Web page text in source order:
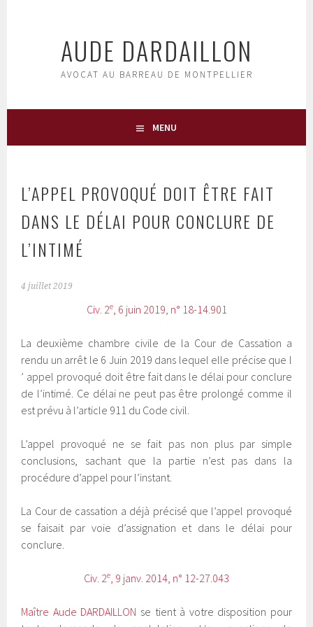
AUDE DARDAILLON
AVOCAT AU BARREAU DE MONTPELLIER
MENU
L’APPEL PROVOQUÉ DOIT ÊTRE FAIT
DANS LE DÉLAI POUR CONCLURE DE
L’INTIMÉ
4 juillet 2019
Civ. 2e, 6 juin 2019, n° 18-14.901
La deuxième chambre civile de la Cour de Cassation a
rendu un arrêt le 6 Juin 2019 dans lequel elle précise que l
’ appel provoqué doit être fait dans le délai pour conclure
de l’intimé. Ce délai ne peut pas être prolongé comme il
est prévu à l’article 911 du Code civil.
L’appel provoqué ne se fait pas non plus par simple
conclusions, sachant que la partie n’est pas dans la
procédure d’appel pour l’instant.
La Cour de cassation a déjà précisé que l’appel provoqué
se faisait par voie d’assignation et dans le délai pour
conclure.
Civ. 2e, 9 janv. 2014, n° 12-27.043
Maître Aude DARDAILLON se tient à votre disposition pour